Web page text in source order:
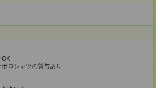
ロシャツの貸与あり